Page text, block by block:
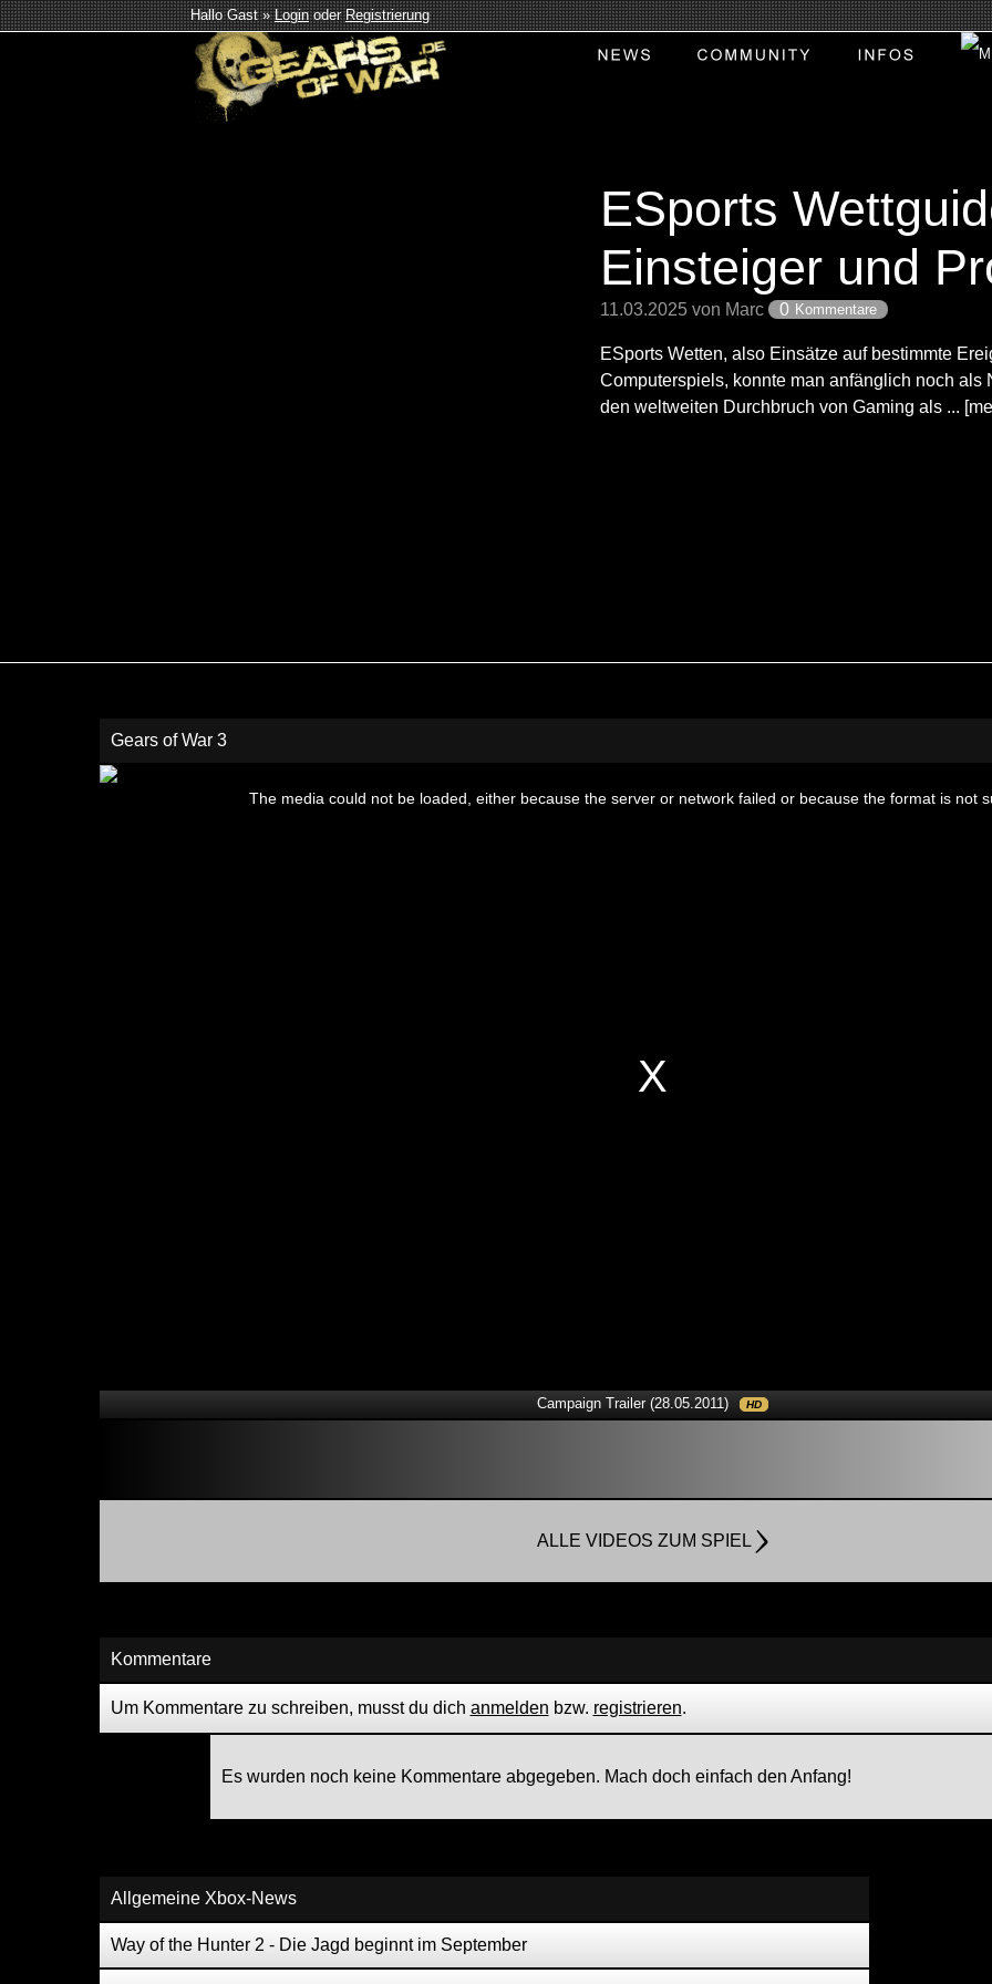
Hallo Gast »LoginoderRegistrierung
ESports
Einsteiger und
11.03.2025 von Marc 0 Kommentare
ESports Wetten, also Einsätze auf bestimmte
Computerspiels, konnte man anfänglich noch als
den weltweiten Durchbruch von Gaming als ...
Gears of War 3
This
The media could not be loaded, either because the server or network failed or because the format is not
Campaign Trailer (28.05.2011) HD
ALLE VIDEOS ZUM SPIEL
Kommentare
Um Kommentare zu schreiben, musst du dich anmelden bzw. registrieren.
Es wurden noch keine Kommentare abgegeben. Mach doch einfach den Anfang!
Allgemeine Xbox-News
Way of the Hunter 2 - Die Jagd beginnt im September